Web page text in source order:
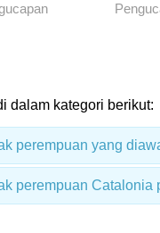
dalam kategori berikut:
perempuan yang
perempuan Catalonia